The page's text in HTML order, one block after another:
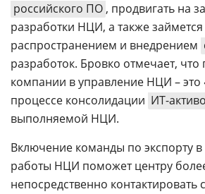
российского ПО , продвигать на
разработки НЦИ, а также
распространением и внедрением
разработок. Бровко отмечает, что
компании в управление НЦИ –
процессе консолидации ИТ-
выполняемой НЦИ.
Включение команды по экспорту
работы НЦИ поможет центру
непосредственно